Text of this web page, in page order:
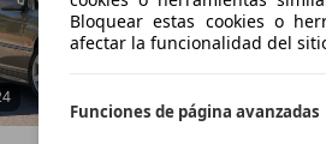
01/
Bloquear estas cookies o
afectar la funcionalidad del
Funciones de página avanzadas